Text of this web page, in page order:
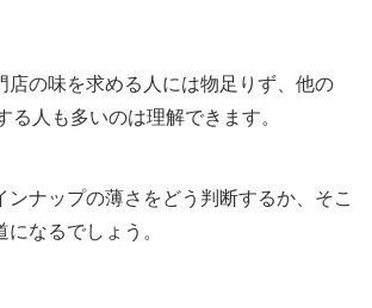
店の味を求める人には物足りず、他の
る人も多いのは理解できます。
ンナップの薄さをどう判断するか、そこ
なるでしょう。